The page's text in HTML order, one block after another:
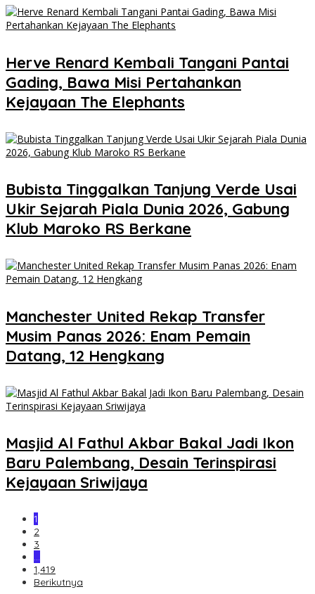
Herve Renard Kembali Tangani Pantai
Gading, Bawa Misi Pertahankan
Kejayaan The Elephants
Bubista Tinggalkan Tanjung Verde Usai
Ukir Sejarah Piala Dunia 2026, Gabung
Klub Maroko RS Berkane
Manchester United Rekap Transfer
Musim Panas 2026: Enam Pemain
Datang, 12 Hengkang
Masjid Al Fathul Akbar Bakal Jadi Ikon
Baru Palembang, Desain Terinspirasi
Kejayaan Sriwijaya
1
2
3
…
1,419
Berikutnya